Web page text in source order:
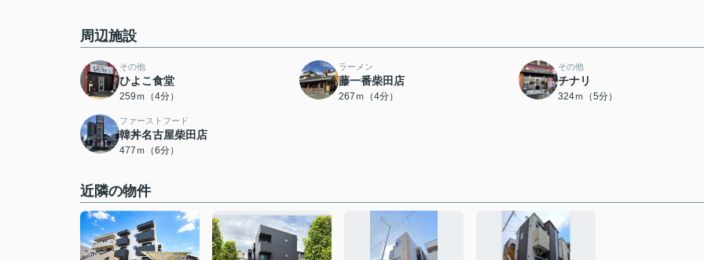
周辺施設
その他
ひよこ食堂
259ｍ（4分）
ラーメン
藤一番柴田店
267ｍ（4分）
その他
チナリ
324ｍ（5分）
ファーストフード
韓丼名古屋柴田店
477ｍ（6分）
近隣の物件